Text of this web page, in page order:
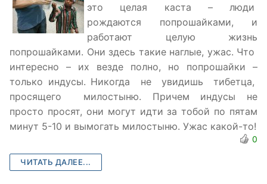
это целая каста – люди
рождаются попрошайками, и
работают целую жизнь
попрошайками. Они здесь такие наглые, ужас. Что
интересно – их везде полно, но попрошайки –
только индусы. Никогда не увидишь тибетца,
просящего милостыню. Причем индусы не
просто просят, они могут идти за тобой по пятам
минут 5-10 и вымогать милостыню. Ужас какой-то!
0
ЧИТАТЬ ДАЛЕЕ...